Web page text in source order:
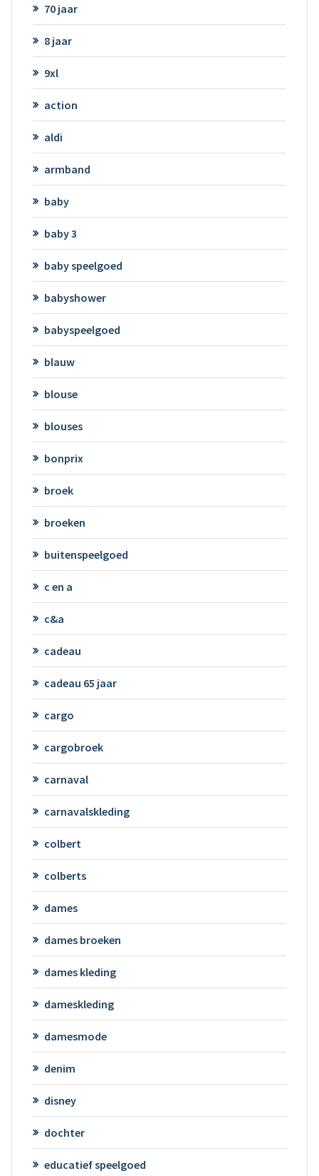
70 jaar
8 jaar
9xl
action
aldi
armband
baby
baby 3
baby speelgoed
babyshower
babyspeelgoed
blauw
blouse
blouses
bonprix
broek
broeken
buitenspeelgoed
c en a
c&a
cadeau
cadeau 65 jaar
cargo
cargobroek
carnaval
carnavalskleding
colbert
colberts
dames
dames broeken
dames kleding
dameskleding
damesmode
denim
disney
dochter
educatief speelgoed